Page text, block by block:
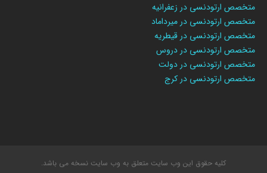
متخصص ارتودنسی در زعفرانیه
متخصص ارتودنسی در میرداماد
متخصص ارتودنسی در قیطریه
متخصص ارتودنسی در دروس
متخصص ارتودنسی در دولت
متخصص ارتودنسی در کرج
کلیه حقوق این وب سایت متعلق به وب سایت نسخه می باشد.